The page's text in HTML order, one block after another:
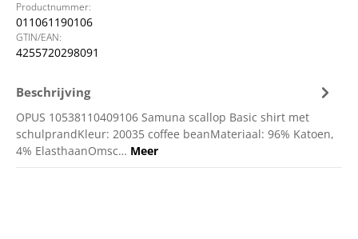
Productnummer:
011061190106
GTIN/EAN:
4255720298091
Beschrijving
OPUS 10538110409106 Samuna scallop Basic shirt met
schulprandKleur: 20035 coffee beanMateriaal: 96% Katoen,
4% ElasthaanOmsc… Meer